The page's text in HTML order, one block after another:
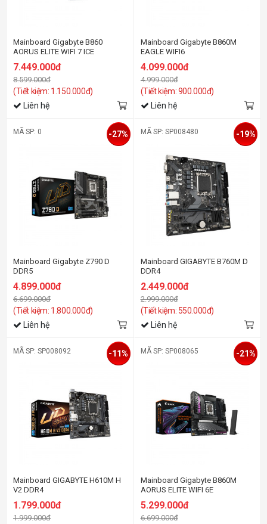
Mainboard Gigabyte B860
AORUS ELITE WIFI 7 ICE
7.449.000đ
8.599.000đ
(Tiết kiệm: 1.150.000đ)
Liên hệ
Mainboard Gigabyte B860M
EAGLE WIFI6
4.099.000đ
4.999.000đ
(Tiết kiệm: 900.000đ)
Liên hệ
MÃ SP: 0
Mainboard Gigabyte Z790 D
DDR5
4.899.000đ
6.699.000đ
(Tiết kiệm: 1.800.000đ)
-27%
Liên hệ
MÃ SP: SP008480
Mainboard GIGABYTE B760M D
DDR4
2.449.000đ
2.999.000đ
(Tiết kiệm: 550.000đ)
-19%
Liên hệ
MÃ SP: SP008092
Mainboard GIGABYTE H610M H
V2 DDR4
1.799.000đ
1.999.000đ
-11% MÃ SP: SP008065
Mainboard Gigabyte B860M
AORUS ELITE WIFI 6E
5.299.000đ
6.699.000đ
-21%